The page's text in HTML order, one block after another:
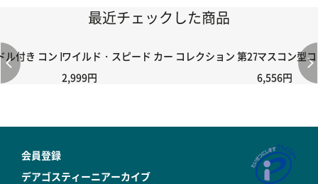
最近チェックした商品
付き コントローラー＆ポイント切り替えスイッチRC-02/C002 /
ワイルド・スピード カー コレクション 第27号
2,999円
マスコン型
6,556円
会員登録
デアゴスティーニアーカイブ